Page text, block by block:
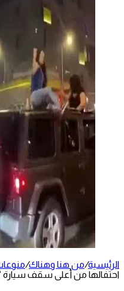
الرئيسية/من هنا وهناك/
احتفالها من أعلى سقف سيارة